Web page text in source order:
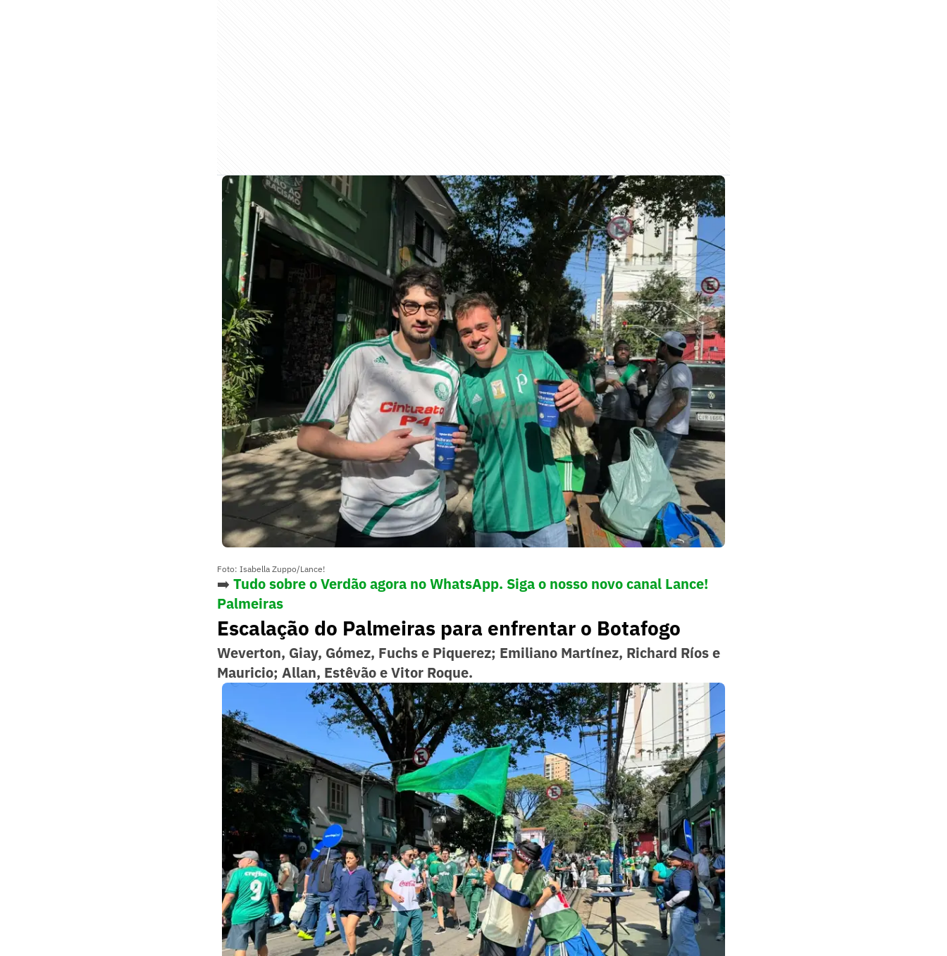
Foto: Isabella Zuppo/Lance!
➡️ Tudo sobre o Verdão agora no WhatsApp. Siga o nosso novo canal Lance!
Palmeiras
Escalação do Palmeiras para enfrentar o Botafogo
Weverton, Giay, Gómez, Fuchs e Piquerez; Emiliano Martínez, Richard Ríos e
Mauricio; Allan, Estêvão e Vitor Roque.